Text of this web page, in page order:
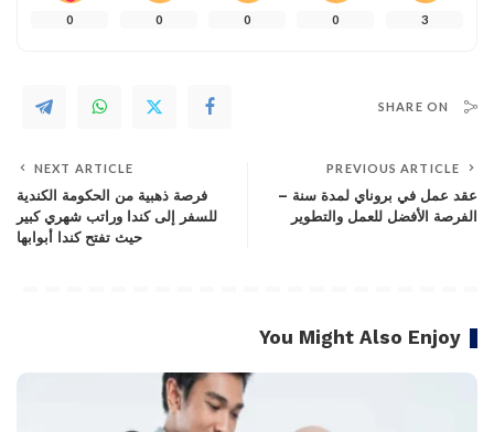
3
0
0
0
0
SHARE ON
PREVIOUS ARTICLE
عقد عمل في بروناي لمدة سنة –
الفرصة الأفضل للعمل والتطوير
NEXT ARTICLE
فرصة ذهبية من الحكومة الكندية
للسفر إلى كندا وراتب شهري كبير
حيث تفتح كندا أبوابها
You Might Also Enjoy